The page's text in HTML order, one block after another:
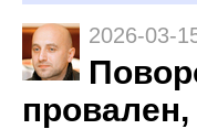
2026-03-